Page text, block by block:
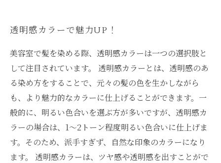
透明感カラーで魅力UP！
美容室で髪を染める際、透明感カラーは一つの選択肢と
して注目されています。 透明感カラーとは、透明感のあ
る染め方をすることで、元々の髪の色を生かしながら
も、より魅力的なカラーに仕上げることができます。一
般的に、明るい色合いを選ぶ方が多いですが、透明感カ
ラーの場合は、1～2トーン程度明るい色合いに仕上げま
す。そのため、派手すぎず、自然な印象のカラーになり
ます。 透明感カラーは、ツヤ感や透明感を出すことがで